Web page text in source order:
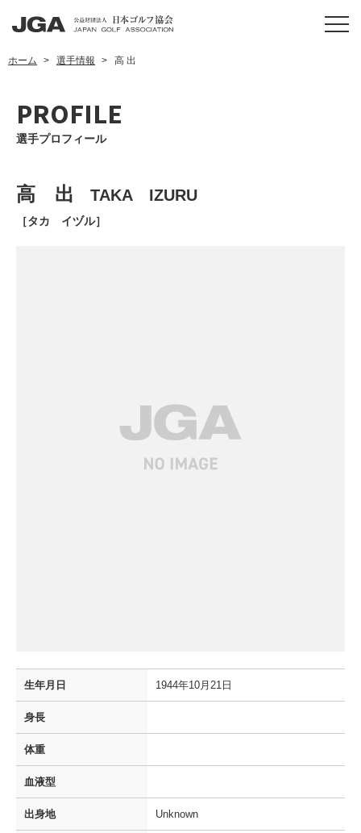
ホーム 選手情報 高 出
PROFILE
選手プロフィール
高 出 TAKA IZURU
［タカ イヅル］
生年月日 1944年10月21日
身長
体重
血液型
出身地 Unknown